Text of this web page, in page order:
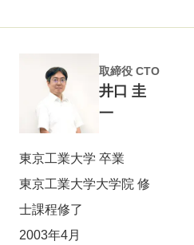
取締役 CTO
井口 圭
一
東京工業大学 卒業
東京工業大学大学院 修
士課程修了
2003年4月